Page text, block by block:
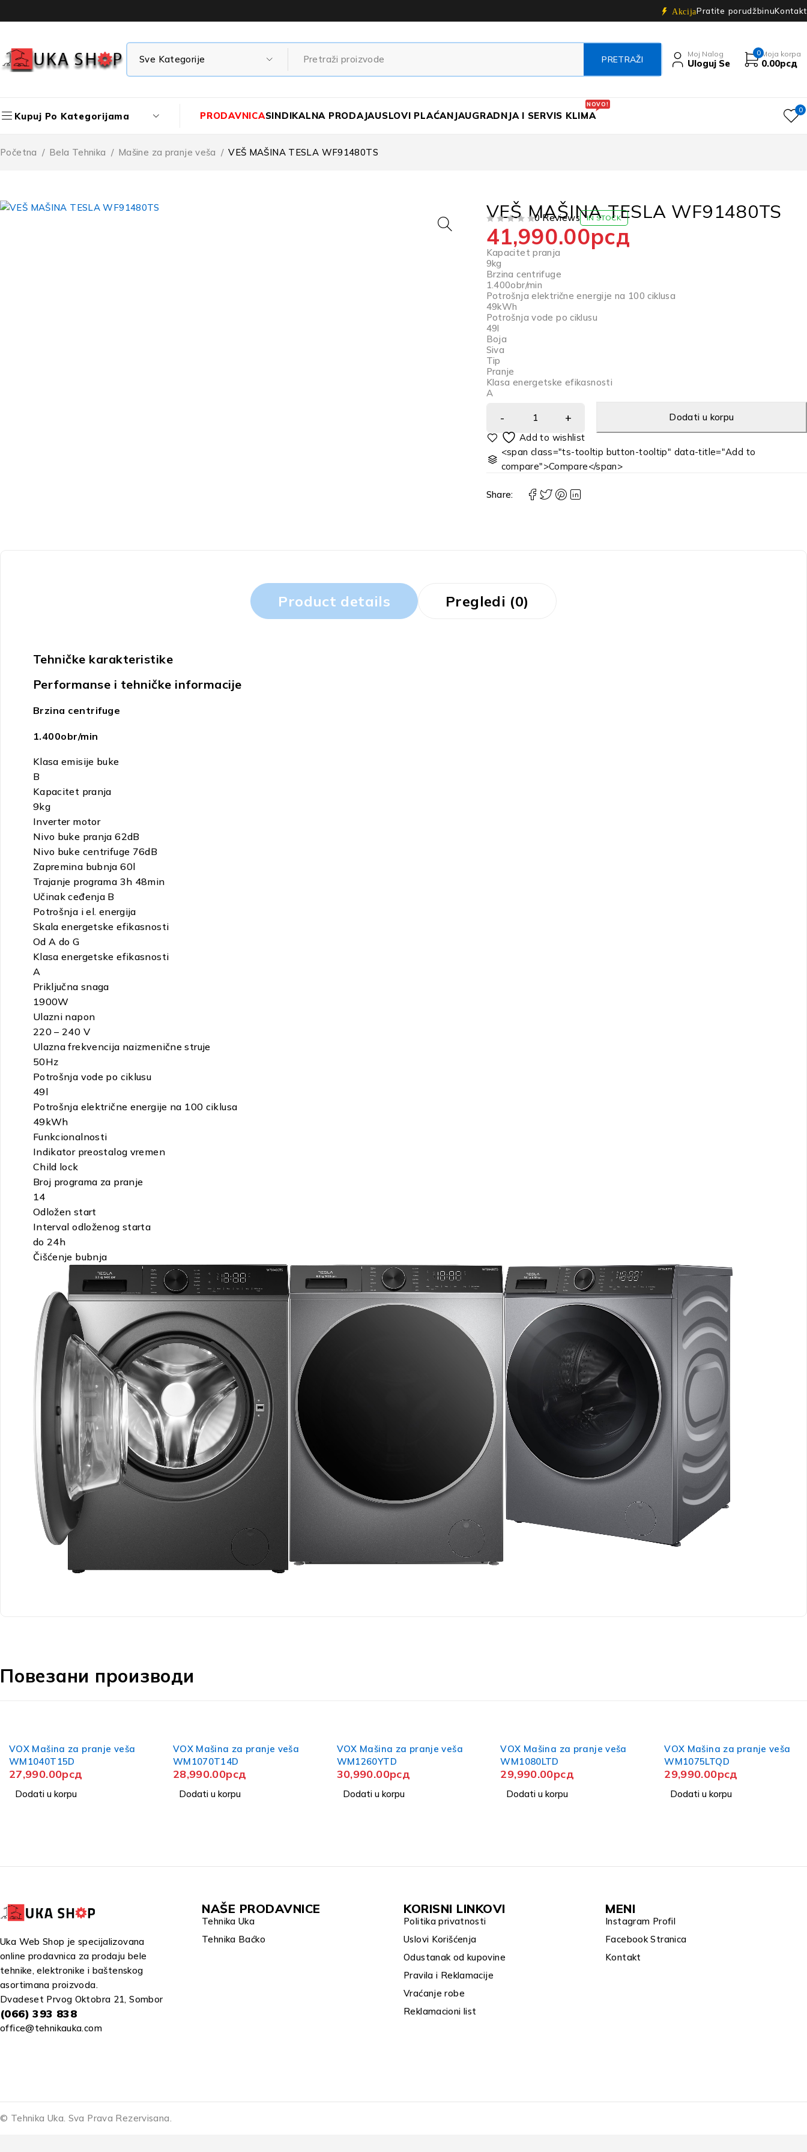
AkcijaPratite porudžbinuKontakt
Moj Nalog
Uloguj Se
0 Moja korpa
0.00рсд
Kupuj Po Kategorijama PRODAVNICASINDIKALNA PRODAJAUSLOVI PLAĆANJAUGRADNJA I SERVIS KLIMA
NOVO!
0
Početna / Bela Tehnika / Mašine za pranje veša / VEŠ MAŠINA TESLA WF91480TS
VEŠ MAŠINA TESLA WF91480TS
0 Reviews IN STOCK
41,990.00рсд
Kapacitet pranja
9kg
Brzina centrifuge
1.400obr/min
Potrošnja električne energije na 100 ciklusa
49kWh
Potrošnja vode po ciklusu
49l
Boja
Siva
Tip
Pranje
Klasa energetske efikasnosti
A
Dodati u korpu
<span class="ts-tooltip button-tooltip" data-title="Add to
compare">Compare</span>
Share:
Product details Pregledi (0)
Tehničke karakteristike
Performanse i tehničke informacije
Brzina centrifuge
1.400obr/min
Klasa emisije buke
B
Kapacitet pranja
9kg
Inverter motor
Nivo buke pranja62dB
Nivo buke centrifuge 76dB
Zapremina bubnja60l
Trajanje programa 3h 48min
Učinak ceđenja B
Potrošnja i el. energija
Skala energetske efikasnosti
Od A do G
Klasa energetske efikasnosti
A
Priključna snaga
1900W
Ulazni napon
220 – 240 V
Ulazna frekvencija naizmenične struje
50Hz
Potrošnja vode po ciklusu
49l
Potrošnja električne energije na 100 ciklusa
49kWh
Funkcionalnosti
Indikator preostalog vremen
Child lock
Broj programa za pranje
14
Odložen start
Interval odloženog starta
do 24h
Čišćenje bubnja
Повезани производи
VOX Mašina za pranje veša
WM1070T14D
28,990.00рсд
Dodati u korpu
VOX Mašina za pranje veša
WM1260YTD
30,990.00рсд
Dodati u korpu
VOX Mašina za pranje veša
WM1080LTD
29,990.00рсд
Dodati u korpu
VOX Mašina za pranje veša
WM1075LTQD
29,990.00рсд
Dodati u korpu
VOX Mašina za pranje veša
WM1070-YTD
28,990.00рсд
Dodati u korpu
Uka Web Shop je specijalizovana
online prodavnica za prodaju bele
tehnike, elektronike i baštenskog
asortimana proizvoda.
Dvadeset Prvog Oktobra 21, Sombor
(066) 393 838
office@tehnikauka.com
NAŠE PRODAVNICE
Tehnika Uka
Tehnika Baćko
KORISNI LINKOVI
Politika privatnosti
Uslovi Korišćenja
Odustanak od kupovine
Pravila i Reklamacije
Vraćanje robe
Reklamacioni list
MENI
Instagram Profil
Facebook Stranica
Kontakt
© Tehnika Uka. Sva Prava Rezervisana.